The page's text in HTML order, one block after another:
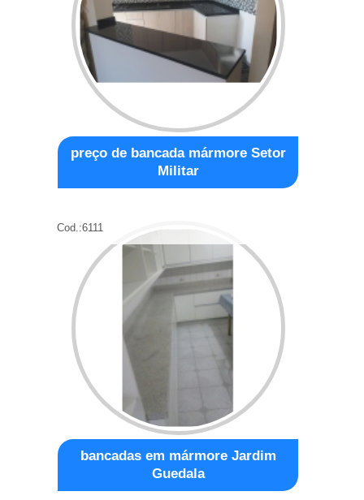
preço de bancada mármore Setor
Militar
Cod.:6111
bancadas em mármore Jardim
Guedala